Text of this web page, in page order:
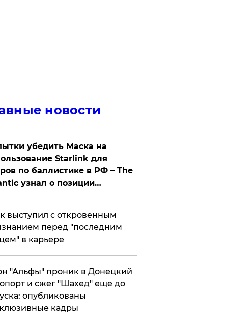
новости
убедить Маска на
Starlink для
по баллистике в РФ – The
узнал о позиции
выступил с откровенным
перед "последним
в карьере
"Альфы" проник в Донецкий
и сжег "Шахед" еще до
опубликованы
кадры